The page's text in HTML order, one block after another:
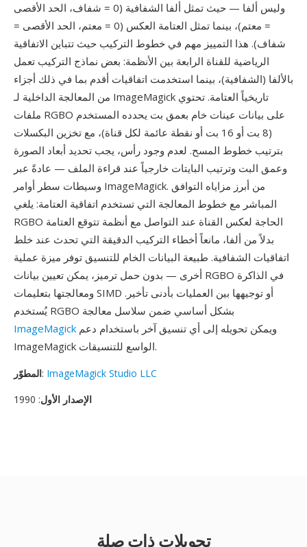
وليس ألفا — حيث تمثل ألفا الشفافية (0 = شفاف، الحد الأقصى
= معتم)، بينما تمثل العتامة العكس (0 = معتم، الحد الأقصى =
شفاف). هذا التمييز مهم في خطوط التركيب حيث تتباين الاتفاقية
الرياضية للقناة الرابعة بين الأنظمة: بعض نماذج التركيب تعمل
بالألفا (الشفافية)، بينما استخدمت اتفاقيات أقدم بما في ذلك أجزاء
من المعالجة الداخلية لـ ImageMagick تاريخياً العتامة. تحتوي
ملفات RGBO على بيانات عينات خام بعمق بت يحدده المستخدم
(8 بت أو 16 بت أو نقطة عائمة لكل قناة)، مع تخزين البكسلات
بترتيب خطوط المسح. لعدم وجود رأس، يجب تحديد أبعاد الصورة
وعمق البت وترتيب البايتات خارجياً عند قراءة الملف — عادةً عبر
وسيطات سطر أوامر ImageMagick. من أبرز مزاياه التوافق
المباشر مع خطوط المعالجة التي تستخدم اتفاقية العتامة: يلغي
RGBO الحاجة لعكس القناة عند التواصل مع أنظمة تتوقع العتامة
بدلاً من ألفا، مانعاً أخطاء التركيب الدقيقة التي تحدث عند خلط
اتفاقيات الشفافية. طبيعة البيانات الخام للتنسيق توفر ميزة عملية
أخرى — بدون حمل ترميز، يمكن تعيين بيانات RGBO في الذاكرة
ومعالجتها بتعليمات SIMD أو توجيهها بين العمليات بأدنى تأخير.
يُستخدم RGBO بشكل أساسي ضمن سلاسل معالجة
ImageMagick
ImageMagick الواسع للتنسيقات.
المطوّر: ImageMagick Studio LLC
الإصدار الأول: 1990
تحويلات ذات صلة